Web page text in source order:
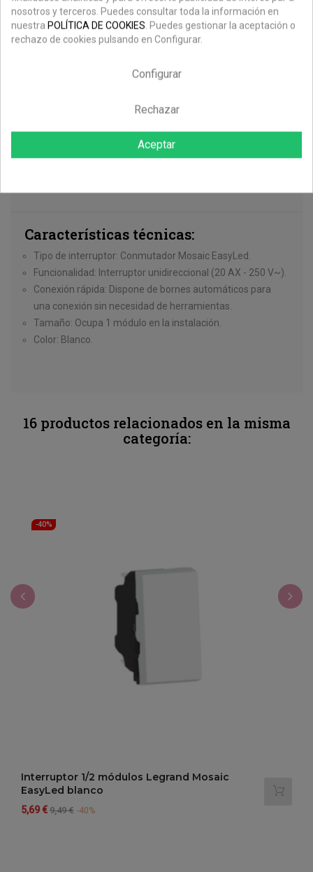
Pago Seguro
Contamos con plataformas de pago reconocidas y seguras
como Paypal y Redsys.
Envíos gratuitos en pedidos superiores de 199€.
Descripción
Características técnicas:
Tipo de interruptor: Conmutador Mosaic EasyLed.
Funcionalidad: Interruptor unidireccional (20 AX - 250 V~).
Conexión rápida: Dispone de bornes automáticos para
una conexión sin necesidad de herramientas.
Tamaño: Ocupa 1 módulo en la instalación.
Color: Blanco.
16 productos relacionados en la misma
categoría:
-40%
Interruptor 1/2 módulos Legrand Mosaic
EasyLed blanco
Precio
5,69 €Precio
9,49 € -40%
nosotros y terceros. Puedes consultar toda la información en
nuestra POLÍTICA DE COOKIES. Puedes gestionar la aceptación o
rechazo de cookies pulsando en Configurar.
Configurar
Rechazar
Aceptar